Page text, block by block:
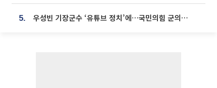
5. 우성빈 기장군수 ‘유튜브 정치’에…국민의힘 군의원들 집단 반발